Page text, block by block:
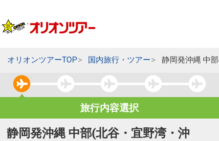
オリオンツアーTOP 国内旅行・ツアー 静岡発沖縄 中
旅行内容選択
静岡発沖縄 中部(北谷・宜野湾・沖